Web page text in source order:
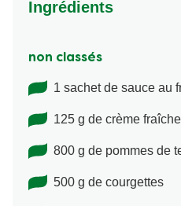
Ingrédients
non classés
1 sachet de sauce au
125 g de crème fraîche
800 g de pommes de
500 g de courgettes